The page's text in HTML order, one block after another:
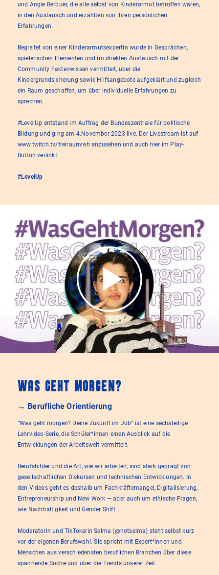
und Angie Berbuer, die alle selbst von Kinderarmut betroffen waren,
in den Austausch und erzählten von ihren persönlichen
Erfahrungen.
Begleitet von einer Kinderarmutsexpertin wurde in Gesprächen,
spielerischen Elementen und im direkten Austausch mit der
Community Faktenwissen vermittelt, über die
Kindergrundsicherung sowie Hilfsangebote aufgeklärt und zugleich
ein Raum geschaffen, um über individuelle Erfahrungen zu
sprechen.
#LevelUp entstand im Auftrag der Bundeszentrale für politische
Bildung und ging am 4.November 2023 live. Der Livestream ist auf
www.twitch.tv/freiraumreh anzusehen und auch hier im Play-
Button verlinkt.
#LevelUp
Was Geht Morgen?
→ Berufliche Orientierung
“Was geht morgen? Deine Zukunft im Job” ist eine sechsteilige
Lehrvideo-Serie, die Schüler*innen einen Ausblick auf die
Entwicklungen der Arbeitswelt vermittelt.
Berufsbilder und die Art, wie wir arbeiten, sind stark geprägt von
gesellschaftlichen Diskursen und technischen Entwicklungen. In
den Videos geht es deshalb um Fachkräftemangel, Digitalisierung,
Entrepreneurship und New Work — aber auch um ethische Fragen,
wie Nachhaltigkeit und Gender Shift.
Moderatorin und TikTokerin Selma (@notselma) steht selbst kurz
vor der eigenen Berufswahl. Sie spricht mit Expert*innen und
Menschen aus verschiedensten beruflichen Branchen über diese
spannende Suche und über die Trends unserer Zeit.